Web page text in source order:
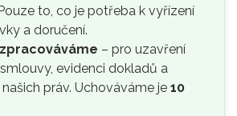
to, co je potřeba k vyřízení
a doručení.
– pro uzavření
evidenci dokladů a
práv. Uchováváme je 10